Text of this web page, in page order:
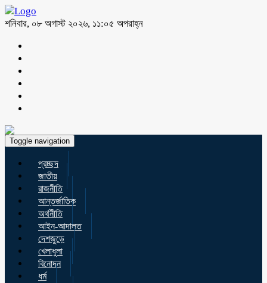
শনিবার, ০৮ অগাস্ট ২০২৬, ১১:০৫ অপরাহ্ন
Toggle navigation
প্রচ্ছদ
জাতীয়
রাজনীতি
আন্তর্জাতিক
অর্থনীতি
আইন-আদালত
দেশজুড়ে
খেলাধুলা
বিনোদন
ধর্ম